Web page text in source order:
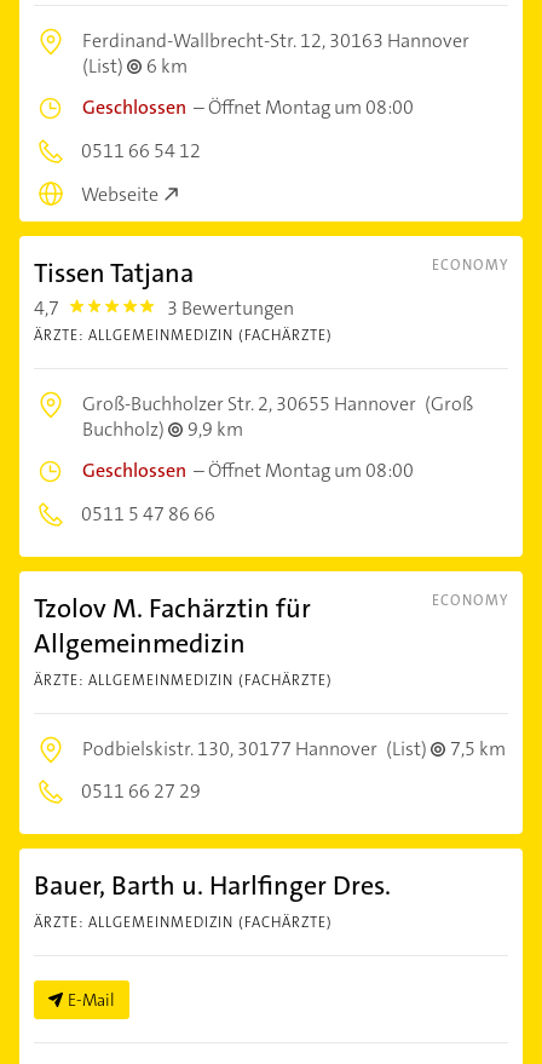
Ferdinand-Wallbrecht-Str. 12,30163 Hannover
(List)
6 km
Geschlossen –Öffnet Montag um 08:00
0511 66 54 12
Webseite
ECONOMY
Tissen Tatjana
4,7 4.7000003 3 Bewertungen
ÄRZTE: ALLGEMEINMEDIZIN (FACHÄRZTE)
Groß-Buchholzer Str. 2,30655 Hannover (Groß
Buchholz)
9,9 km
Geschlossen –Öffnet Montag um 08:00
0511 5 47 86 66
ECONOMY
Tzolov M. Fachärztin für
Allgemeinmedizin
ÄRZTE: ALLGEMEINMEDIZIN (FACHÄRZTE)
Podbielskistr. 130,30177 Hannover (List)
7,5 km
0511 66 27 29
Bauer, Barth u. Harlfinger Dres.
ÄRZTE: ALLGEMEINMEDIZIN (FACHÄRZTE)
E-Mail